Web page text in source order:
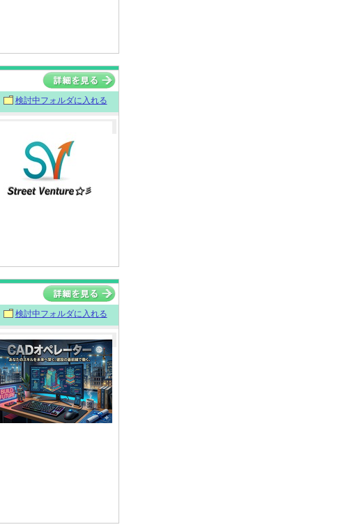
検討中フォルダに入れる
検討中フォルダに入れる